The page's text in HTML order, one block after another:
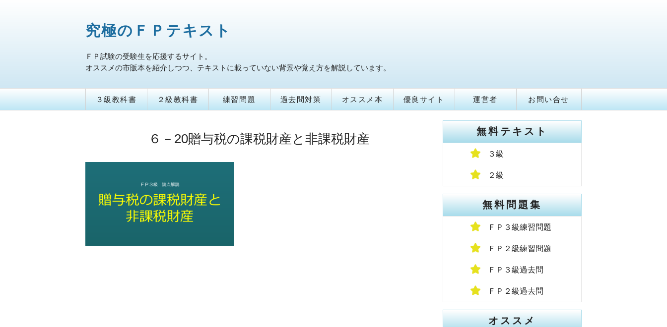
究極のＦＰテキスト
ＦＰ試験の受験生を応援するサイト。
オススメの市販本を紹介しつつ、テキストに載っていない背景や覚え方を解説しています。
３級教科書 ２級教科書 練習問題 過去問対策 オススメ本 優良サイト 運営者 お問い合せ
６－20贈与税の課税財産と非課税財産 無料テキスト
３級
２級
無料問題集
ＦＰ３級練習問題
ＦＰ２級練習問題
ＦＰ３級過去問
ＦＰ２級過去問
オススメ